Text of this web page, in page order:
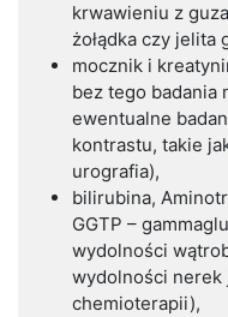
krwawieniu z
żołądka czy jelita
mocznik i
bez tego badania
ewentualne
kontrastu, takie
urografia),
bilirubina,
GGTP –
wydolności
wydolności nerek
chemioterapii),